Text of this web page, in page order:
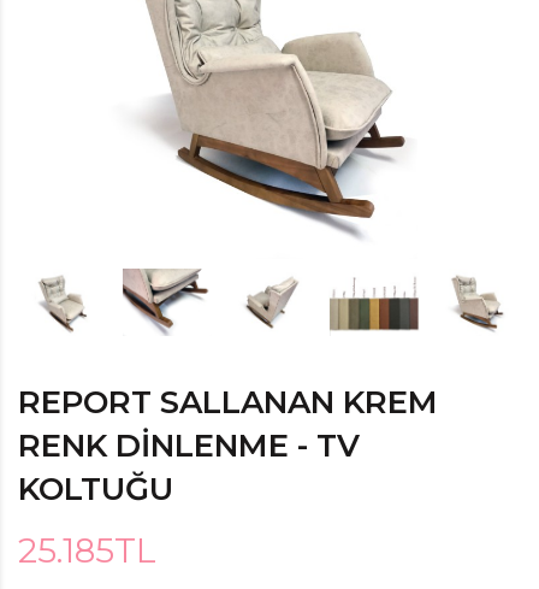
REPORT SALLANAN KREM
RENK DINLENME - TV
KOLTUĞU
25.185TL